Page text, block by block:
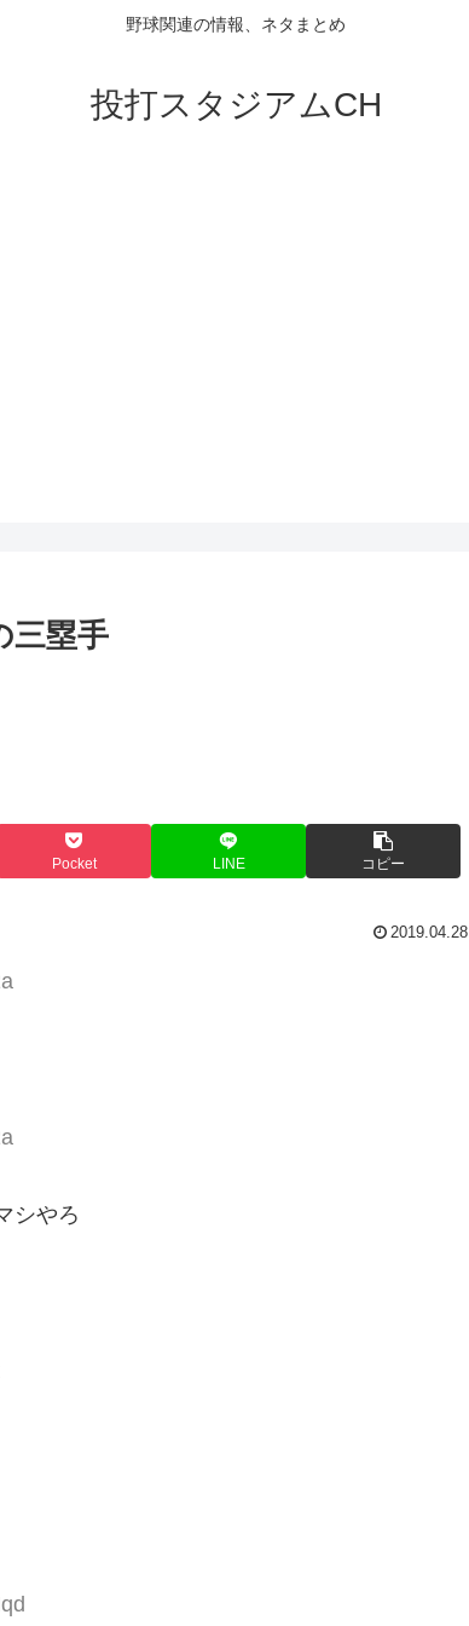
野球関連の情報、ネタまとめ
投打スタジアムCH
三塁手
Pocket LINE コピー
2019.04.28
シやろ